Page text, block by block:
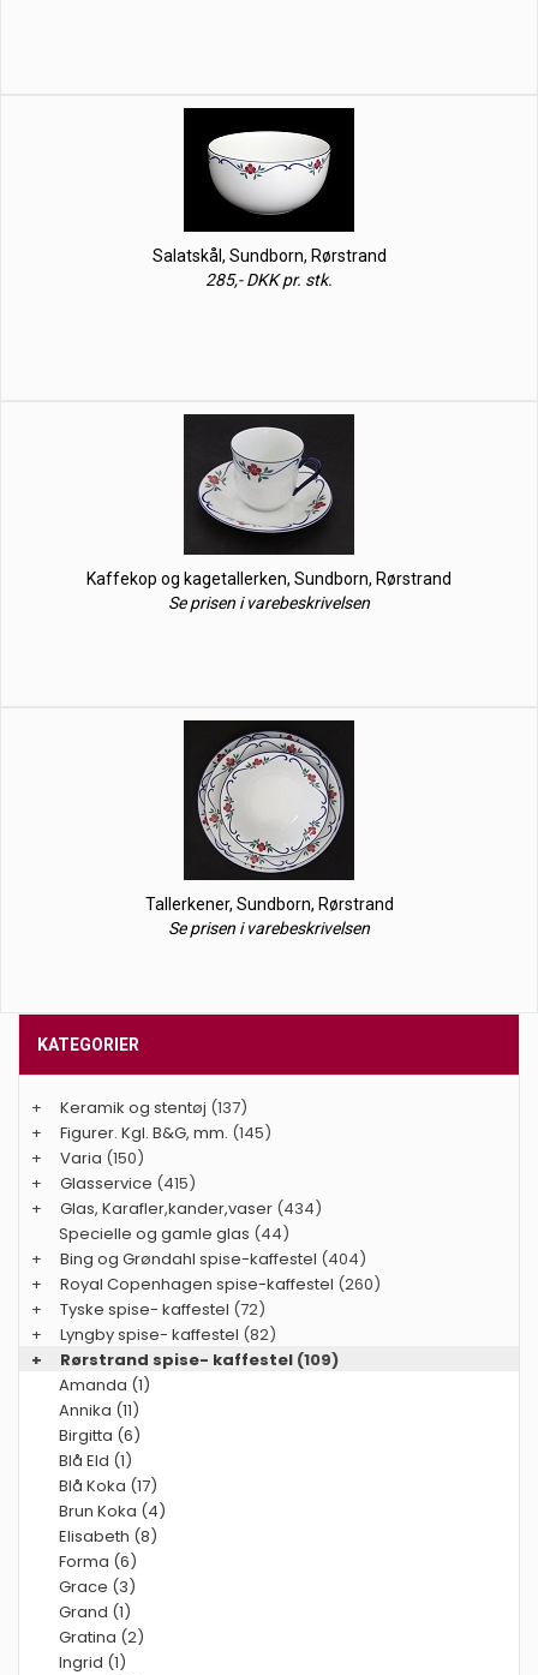
Salatskål, Sundborn, Rørstrand
285,- DKK pr. stk.
Kaffekop og kagetallerken, Sundborn, Rørstrand
Se prisen i varebeskrivelsen
Tallerkener, Sundborn, Rørstrand
Se prisen i varebeskrivelsen
KATEGORIER
+ Keramik og stentøj (137)
+
Figurer. Kgl. B&G, mm. (145)
+
Varia (150)
+
Glasservice (415)
+
Glas, Karafler,kander,vaser (434)
Specielle og gamle glas (44)
+
Bing og Grøndahl spise-kaffestel (404)
+
Royal Copenhagen spise-kaffestel (260)
+
Tyske spise- kaffestel (72)
+
Lyngby spise- kaffestel (82)
+
Rørstrand spise- kaffestel (109)
Amanda (1)
Annika (11)
Birgitta (6)
Blå Eld (1)
Blå Koka (17)
Brun Koka (4)
Elisabeth (8)
Forma (6)
Grace (3)
Grand (1)
Gratina (2)
Ingrid (1)